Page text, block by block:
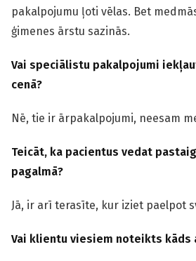
pakalpojumu ļoti vēlas. Bet
ģimenes ārstu sazinās.
Vai speciālistu pakalpojumi
cenā?
Nē, tie ir ārpakalpojumi, neesam
Teicāt, ka pacientus vedat
pagalmā?
Jā, ir arī terasīte, kur iziet paelpot
Vai klientu viesiem noteikts kāds